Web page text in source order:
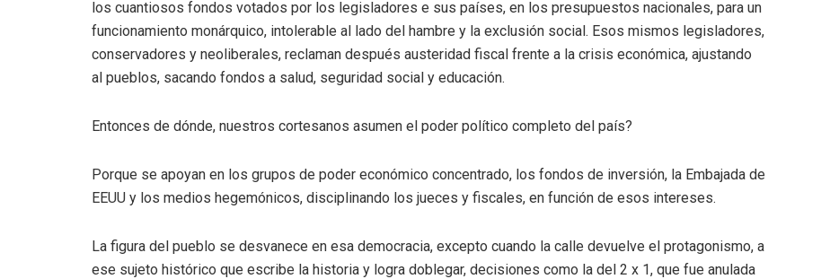
los cuantiosos fondos votados por los legisladores e sus países, en los presupuestos nacionales, para un
funcionamiento monárquico, intolerable al lado del hambre y la exclusión social. Esos mismos legisladores,
conservadores y neoliberales, reclaman después austeridad fiscal frente a la crisis económica, ajustando
al pueblos, sacando fondos a salud, seguridad social y educación.
Entonces de dónde, nuestros cortesanos asumen el poder político completo del país?
Porque se apoyan en los grupos de poder económico concentrado, los fondos de inversión, la Embajada de
EEUU y los medios hegemónicos, disciplinando los jueces y fiscales, en función de esos intereses.
La figura del pueblo se desvanece en esa democracia, excepto cuando la calle devuelve el protagonismo, a
ese sujeto histórico que escribe la historia y logra doblegar, decisiones como la del 2 x 1, que fue anulada